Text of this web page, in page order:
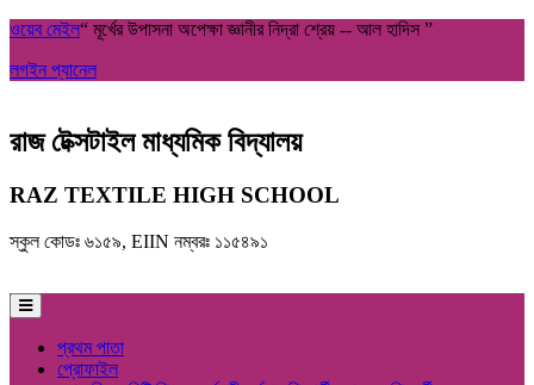
ওয়েব মেইল“ মূর্খের উপাসনা অপেক্ষা জ্ঞানীর নিদ্রা শ্রেয় -- আল হাদিস ”
লগইন প্যানেল
রাজ টেক্সটাইল মাধ্যমিক বিদ্যালয়
RAZ TEXTILE HIGH SCHOOL
স্কুল কোডঃ ৬১৫৯, EIIN নম্বরঃ ১১৫৪৯১
প্রথম পাতা
প্রোফাইল